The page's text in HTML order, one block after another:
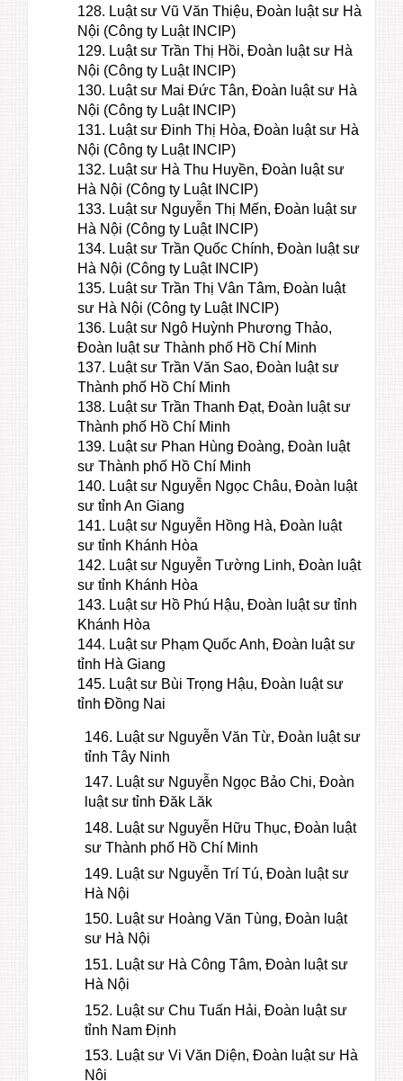
128. Luật sư Vũ Văn Thiệu, Đoàn luật sư Hà
Nội (Công ty Luật INCIP)
129. Luật sư Trần Thị Hồi, Đoàn luật sư Hà
Nội (Công ty Luật INCIP)
130. Luật sư Mai Đức Tân, Đoàn luật sư Hà
Nội (Công ty Luật INCIP)
131. Luật sư Đinh Thị Hòa, Đoàn luật sư Hà
Nội (Công ty Luật INCIP)
132. Luật sư Hà Thu Huyền, Đoàn luật sư
Hà Nội (Công ty Luật INCIP)
133. Luật sư Nguyễn Thị Mến, Đoàn luật sư
Hà Nội (Công ty Luật INCIP)
134. Luật sư Trần Quốc Chính, Đoàn luật sư
Hà Nội (Công ty Luật INCIP)
135. Luật sư Trần Thị Vân Tâm, Đoàn luật
sư Hà Nội (Công ty Luật INCIP)
136. Luật sư Ngô Huỳnh Phương Thảo,
Đoàn luật sư Thành phố Hồ Chí Minh
137. Luật sư Trần Văn Sao, Đoàn luật sư
Thành phố Hồ Chí Minh
138. Luật sư Trần Thanh Đạt, Đoàn luật sư
Thành phố Hồ Chí Minh
139. Luật sư Phan Hùng Đoàng, Đoàn luật
sư Thành phố Hồ Chí Minh
140. Luật sư Nguyễn Ngọc Châu, Đoàn luật
sư tỉnh An Giang
141. Luật sư Nguyễn Hồng Hà, Đoàn luật
sư tỉnh Khánh Hòa
142. Luật sư Nguyễn Tường Linh, Đoàn luật
sư tỉnh Khánh Hòa
143. Luật sư Hồ Phú Hậu, Đoàn luật sư tỉnh
Khánh Hòa
144. Luật sư Phạm Quốc Anh, Đoàn luật sư
tỉnh Hà Giang
145. Luật sư Bùi Trọng Hậu, Đoàn luật sư
tỉnh Đồng Nai
146. Luật sư Nguyễn Văn Từ, Đoàn luật sư
tỉnh Tây Ninh
147. Luật sư Nguyễn Ngọc Bảo Chi, Đoàn
luật sư tỉnh Đăk Lăk
148. Luật sư Nguyễn Hữu Thục, Đoàn luật
sư Thành phố Hồ Chí Minh
149. Luật sư Nguyễn Trí Tú, Đoàn luật sư
Hà Nội
150. Luật sư Hoàng Văn Tùng, Đoàn luật
sư Hà Nội
151. Luật sư Hà Công Tâm, Đoàn luật sư
Hà Nội
152. Luật sư Chu Tuấn Hải, Đoàn luật sư
tỉnh Nam Định
153. Luật sư Vi Văn Diện, Đoàn luật sư Hà
Nội